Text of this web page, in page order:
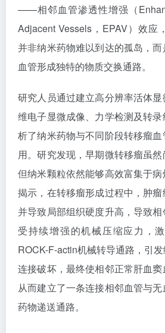
——相邻血管渗透性增强（
Adjacent Vessels，EPAV）效应
并非纳米药物难以到达的孤岛，
血管形成独特的物质交换通路。
研究人员通过建立高分辨率活体
维电子显微成像、力学检测及转
析了纳米药物与不同阶段转移瘤
用。研究发现，早期微转移瘤虽然
但纳米颗粒依然能够高效富集于
揭示，在转移瘤形成过程中，肿
并导致局部组织硬度升高，导致
受持续增强的机械压缩应力，
ROCK-F-actin机械转导通路，引
连接破坏，最终使相邻正常肝血窦
从而建立了一条连接相邻血管与
药物递送通路。